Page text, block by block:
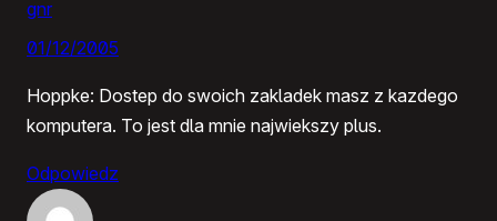
gnr
01/12/2005
Hoppke: Dostep do swoich zakladek masz z kazdego
komputera. To jest dla mnie najwiekszy plus.
Odpowiedz